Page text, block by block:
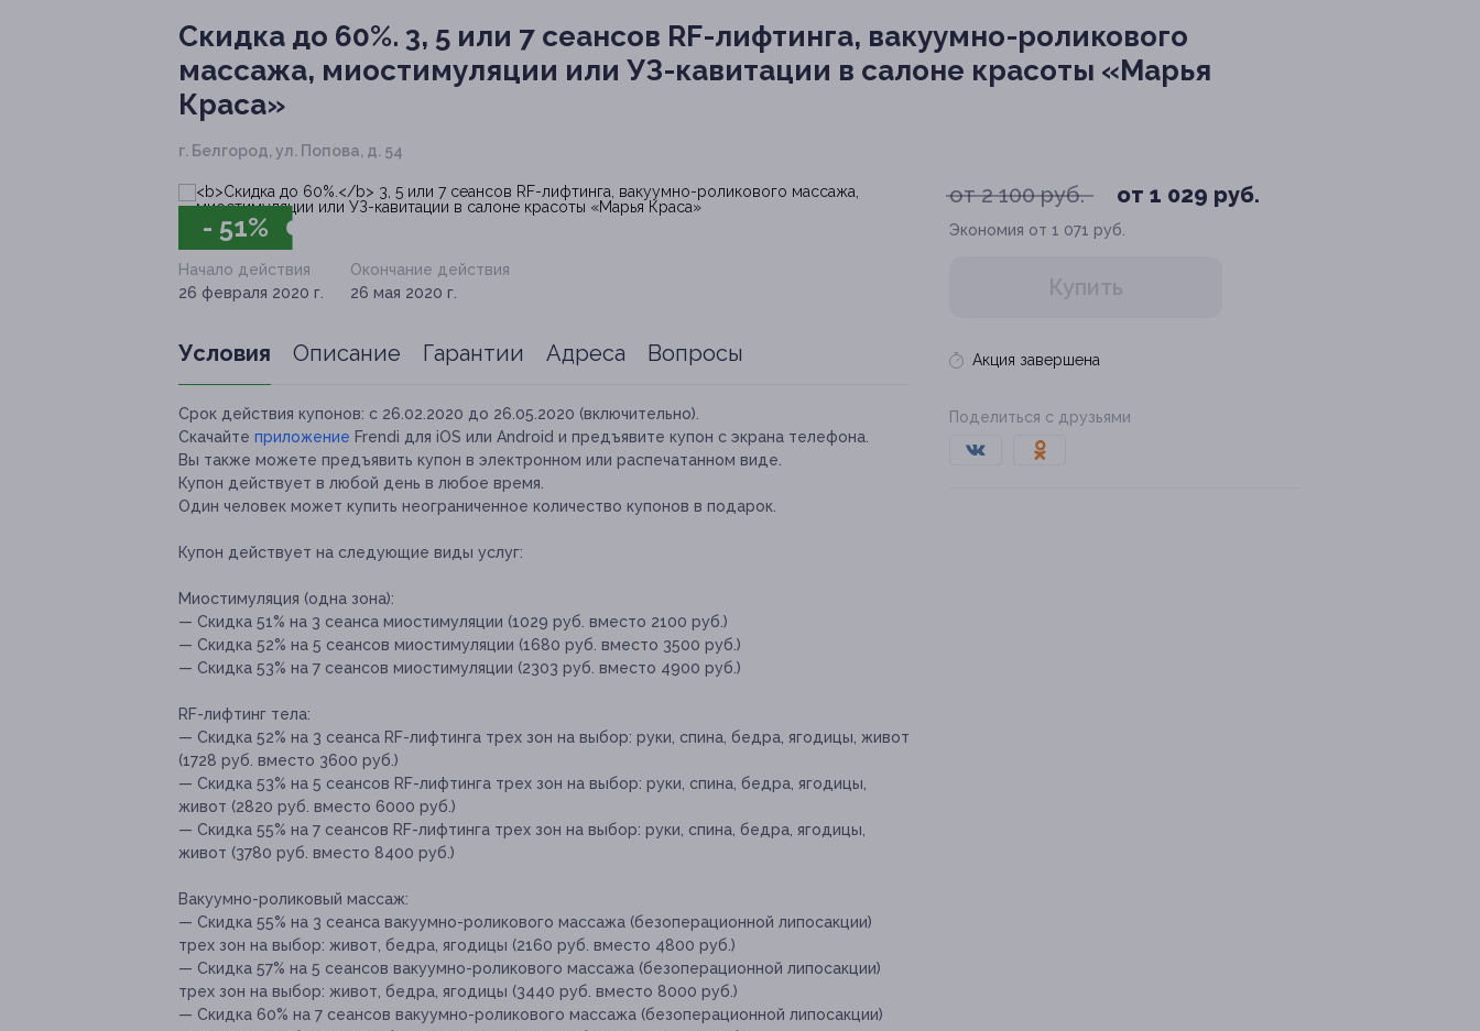
Скидка до 60%. 3, 5 или 7 сеансов RF-лифтинга, вакуумно-роликового
массажа, миостимуляции или УЗ-кавитации в салоне красоты «Марья
Краса»
г. Белгород, ул. Попова, д. 54
- 51%
от 2 100 руб. от 1 029 руб.
Экономия от 1 071 руб.
Купить
Акция завершена
Поделиться с друзьями
Начало действия
26 февраля 2020 г.
Окончание действия
26 мая 2020 г.
Условия Описание Гарантии Адреса Вопросы
Срок действия купонов: с 26.02.2020 до 26.05.2020 (включительно).
Скачайте приложение Frendi для iOS или Android и предъявите купон с экрана телефона.
Вы также можете предъявить купон в электронном или распечатанном виде.
Купон действует в любой день в любое время.
Один человек может купить неограниченное количество купонов в подарок.
Купон действует на следующие виды услуг:
Миостимуляция (одна зона):
— Скидка 51% на 3 сеанса миостимуляции (1029 руб. вместо 2100 руб.)
— Скидка 52% на 5 сеансов миостимуляции (1680 руб. вместо 3500 руб.)
— Скидка 53% на 7 сеансов миостимуляции (2303 руб. вместо 4900 руб.)
RF-лифтинг тела:
— Скидка 52% на 3 сеанса RF-лифтинга трех зон на выбор: руки, спина, бедра, ягодицы, живот
(1728 руб. вместо 3600 руб.)
— Скидка 53% на 5 сеансов RF-лифтинга трех зон на выбор: руки, спина, бедра, ягодицы,
живот (2820 руб. вместо 6000 руб.)
— Скидка 55% на 7 сеансов RF-лифтинга трех зон на выбор: руки, спина, бедра, ягодицы,
живот (3780 руб. вместо 8400 руб.)
Вакуумно-роликовый массаж:
— Скидка 55% на 3 сеанса вакуумно-роликового массажа (безоперационной липосакции)
трех зон на выбор: живот, бедра, ягодицы (2160 руб. вместо 4800 руб.)
— Скидка 57% на 5 сеансов вакуумно-роликового массажа (безоперационной липосакции)
трех зон на выбор: живот, бедра, ягодицы (3440 руб. вместо 8000 руб.)
— Скидка 60% на 7 сеансов вакуумно-роликового массажа (безоперационной липосакции)